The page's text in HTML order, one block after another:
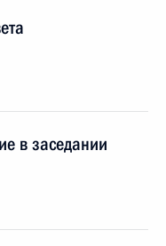
в заседании